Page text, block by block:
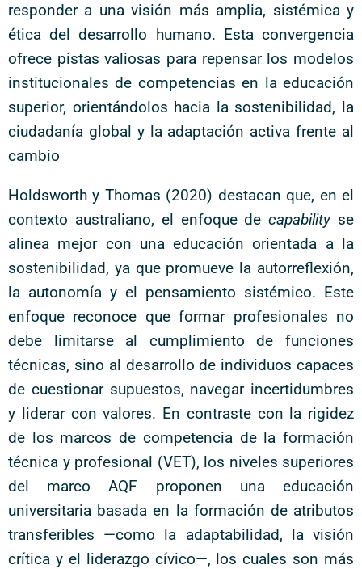
responder a una visión más amplia, sistémica y
ética del desarrollo humano. Esta convergencia
ofrece pistas valiosas para repensar los modelos
institucionales de competencias en la educación
superior, orientándolos hacia la sostenibilidad, la
ciudadanía global y la adaptación activa frente al
cambio
Holdsworth y Thomas (2020) destacan que, en el
contexto australiano, el enfoque decapabilityse
alinea mejor con una educación orientada a la
sostenibilidad, ya que promueve la autorreflexión,
la autonomía y el pensamiento sistémico. Este
enfoque reconoce que formar profesionales no
debe limitarse al cumplimiento de funciones
técnicas, sino al desarrollo de individuos capaces
de cuestionar supuestos, navegar incertidumbres
y liderar con valores. En contraste con la rigidez
de los marcos de competencia de la formación
técnica y profesional (VET), los niveles superiores
del marco AQF proponen una educación
universitaria basada en la formación de atributos
transferibles —como la adaptabilidad, la visión
crítica y el liderazgo cívico—, los cuales son más